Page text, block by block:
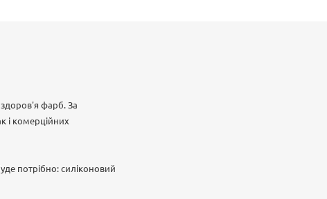
здоров'я фарб. За
і комерційних
потрібно: силіконовий